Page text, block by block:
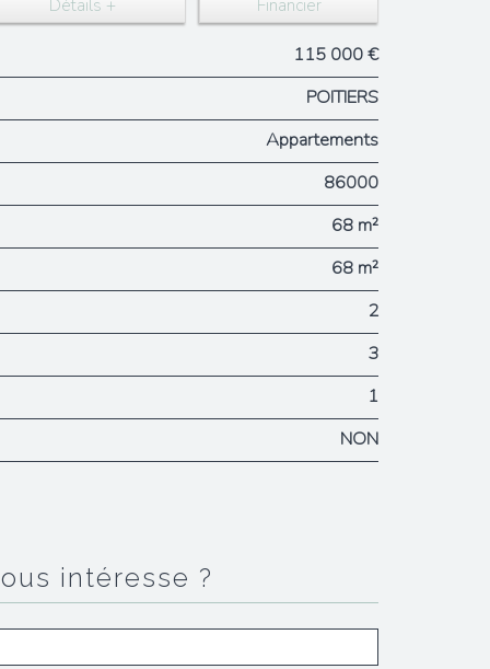
Détails + Financier
115 000 €
POITIERS
Appartements
86000
68 m²
68 m²
2
3
1
NON
intéresse ?